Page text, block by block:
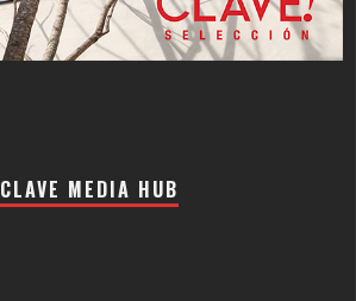
CLAVE MEDIA HUB